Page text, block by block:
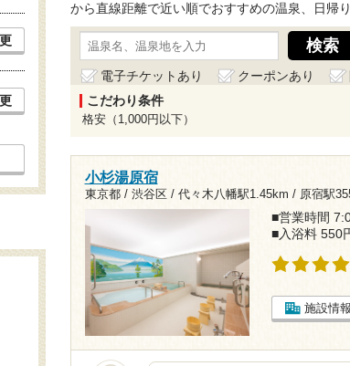
から直線距離で近い順でおすすめの温泉、日帰
電子チケットあり クーポンあり
こだわり条件
格安（1,000円以下）
小杉湯原宿
東京都 / 渋谷区 / 代々木八幡駅1.45km / 原宿駅
■営業時間
■入浴料 550
施設情